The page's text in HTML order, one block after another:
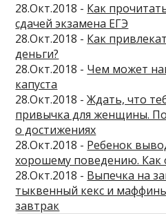
28.Окт.2018 - Как
сдачей экзамена ЕГЭ
28.Окт.2018 - Как
деньги?
28.Окт.2018 - Чем может
капуста
28.Окт.2018 -Ждать, что
привычка для женщины.
о достижениях
28.Окт.2018 - Ребенок
хорошему поведению. Как
28.Окт.2018 - Выпечка на
тыквенный кекс и
завтрак